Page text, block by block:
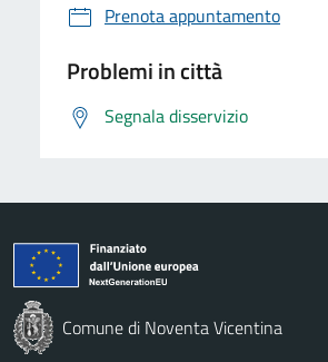
Prenota appuntamento
Problemi in città
Segnala disservizio
Comune di Noventa Vicentina